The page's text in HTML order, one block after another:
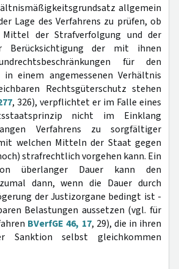
allgemein
Lage des Verfahrens zu prüfen, ob
der Strafverfolgung und der
Berücksichtigung der mit ihnen
für den
einem angemessenen Verhältnis
Rechtsgüterschutz stehen
, 326), verpflichtet er im Falle eines
nicht im Einklang
Verfahrens zu sorgfältiger
welchen Mitteln der Staat gegen
strafrechtlich vorgehen kann. Ein
überlanger Dauer kann den
dann, wenn die Dauer durch
der Justizorgane bedingt ist -
Belastungen aussetzen (vgl. für
BVerfGE 46, 17, 29), die in ihren
Sanktion selbst gleichkommen